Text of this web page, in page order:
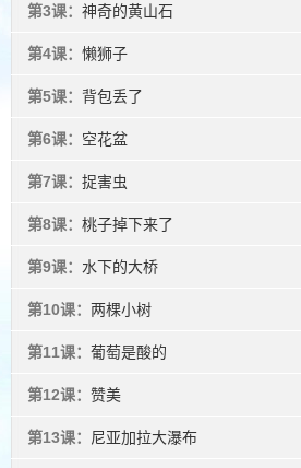
第3课： 神奇的黄山石
第4课： 懒狮子
第5课： 背包丢了
第6课： 空花盆
第7课： 捉害虫
第8课： 桃子掉下来了
第9课： 水下的大桥
第10课： 两棵小树
第11课： 葡萄是酸的
第12课： 赞美
第13课： 尼亚加拉大瀑布